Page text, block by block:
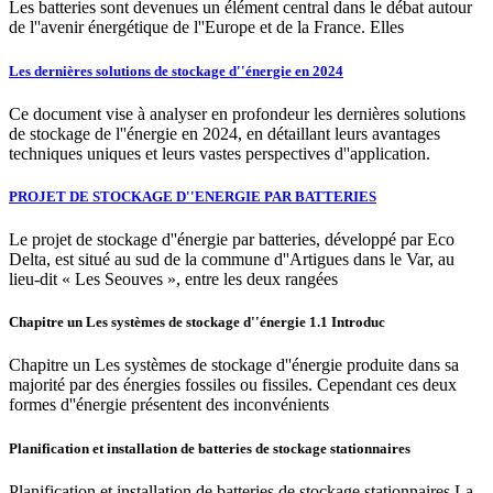
Les batteries sont devenues un élément central dans le débat autour
de l''avenir énergétique de l''Europe et de la France. Elles
Les dernières solutions de stockage d''énergie en 2024
Ce document vise à analyser en profondeur les dernières solutions
de stockage de l''énergie en 2024, en détaillant leurs avantages
techniques uniques et leurs vastes perspectives d''application.
PROJET DE STOCKAGE D''ENERGIE PAR BATTERIES
Le projet de stockage d''énergie par batteries, développé par Eco
Delta, est situé au sud de la commune d''Artigues dans le Var, au
lieu-dit « Les Seouves », entre les deux rangées
Chapitre un Les systèmes de stockage d''énergie 1.1 Introduc
Chapitre un Les systèmes de stockage d''énergie produite dans sa
majorité par des énergies fossiles ou fissiles. Cependant ces deux
formes d''énergie présentent des inconvénients
Planification et installation de batteries de stockage stationnaires